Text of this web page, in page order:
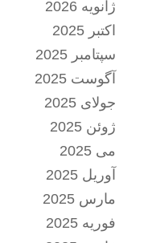
ژانویه 2026
اکتبر 2025
سپتامبر 2025
آگوست 2025
جولای 2025
ژوئن 2025
می 2025
آوریل 2025
مارس 2025
فوریه 2025